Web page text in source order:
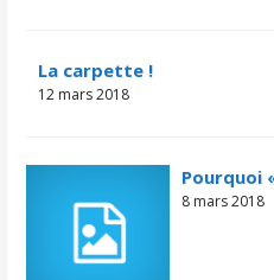
La carpette !
12 mars 2018
Pourquoi
8 mars 2018